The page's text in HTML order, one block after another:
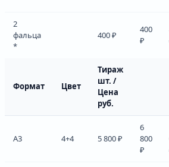
2
фальца
*
400 ₽
400
₽
Формат Цвет
Тираж
шт. /
Цена
руб.
А3 4+4 5 800 ₽
6
800
₽